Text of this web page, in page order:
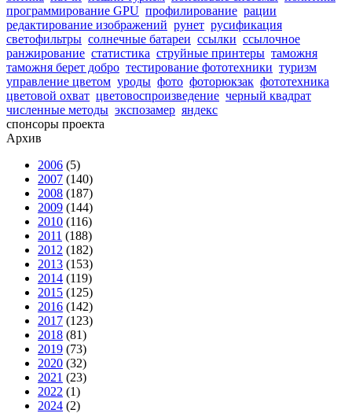
программирование GPU профилирование рации
редактирование изображений рунет русификация
светофильтры солнечные батареи ссылки ссылочное
ранжирование статистика струйные принтеры таможня
таможня берет добро тестирование фототехники туризм
управление цветом уроды фото фоторюкзак фототехника
цветовой охват цветовоспроизведение черный квадрат
численные методы экспозамер яндекс
спонсоры проекта
Архив
2006 (5)
2007 (140)
2008 (187)
2009 (144)
2010 (116)
2011 (188)
2012 (182)
2013 (153)
2014 (119)
2015 (125)
2016 (142)
2017 (123)
2018 (81)
2019 (73)
2020 (32)
2021 (23)
2022 (1)
2024 (2)